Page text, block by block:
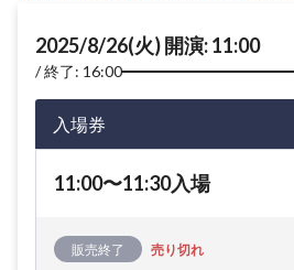
2025/8/26(火) 開演: 11:00
終了: 16:00
入場券
11:00〜11:30入場
販売終了 売り切れ